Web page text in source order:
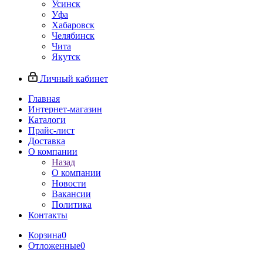
Усинск
Уфа
Хабаровск
Челябинск
Чита
Якутск
Личный кабинет
Главная
Интернет-магазин
Каталоги
Прайс-лист
Доставка
О компании
Назад
О компании
Новости
Вакансии
Политика
Контакты
Корзина0
Отложенные0